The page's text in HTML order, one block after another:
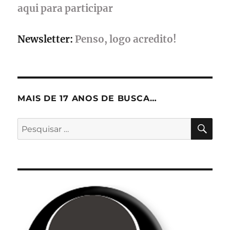
aqui para participar
Newsletter: Penso, logo acredito!
MAIS DE 17 ANOS DE BUSCA…
Pesquisar
por: